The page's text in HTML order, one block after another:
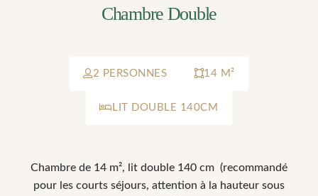
Chambre Double
2 PERSONNES 14 M²
LIT DOUBLE 140CM
Chambre de 14 m², lit double 140 cm (recommandé
pour les courts séjours, attention à la hauteur sous
NOUS APPELER
VALIDER